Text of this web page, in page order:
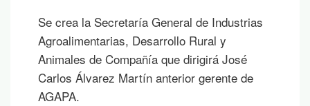
Se crea la Secretaría General de Industrias
Agroalimentarias, Desarrollo Rural y
Animales de Compañía que dirigirá José
Carlos Álvarez Martín anterior gerente de
AGAPA.